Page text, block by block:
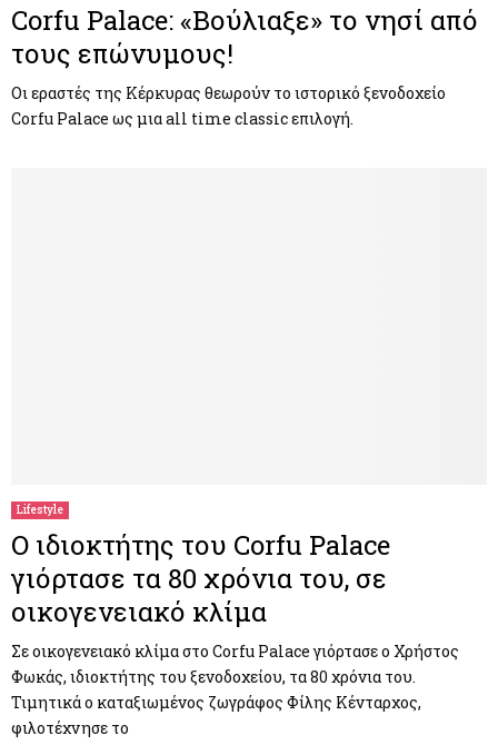
Corfu Palace: «Βούλιαξε» το νησί από
τους επώνυμους!
Οι εραστές της Κέρκυρας θεωρούν το ιστορικό ξενοδοχείο
Corfu Palace ως μια all time classic επιλογή.
Lifestyle
Ο ιδιοκτήτης του Corfu Palace
γιόρτασε τα 80 χρόνια του, σε
οικογενειακό κλίμα
Σε οικογενειακό κλίμα στο Corfu Palace γιόρτασε ο Χρήστος
Φωκάς, ιδιοκτήτης του ξενοδοχείου, τα 80 χρόνια του.
Τιμητικά ο καταξιωμένος ζωγράφος Φίλης Κένταρχος,
φιλοτέχνησε το